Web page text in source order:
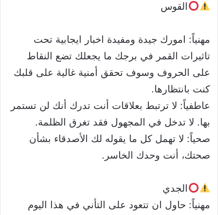
القوس
مهنياً: امورك جيدة ومفيدة اخبار ايجابية تحت
تاثيرات القمر في برجك ما يجعلك تضع النقاط
على الحروف وسوف تحقق أمنية غالية على قلبك
كنت بانتظارها.
عاطفياً: لا ترتبط بعلاقات أنت تدرك أنك لن تستمر
بها. لا تدخل في المجهول فقد تغرق الظلمة.
صحياً: لا تهمل كل ما يقوله لك الأصدقاء بشأن
صحتك، أنت وحدك الخاسر.
الجدي
مهنياً: حاول ان تتعود على التأني في هذا اليوم